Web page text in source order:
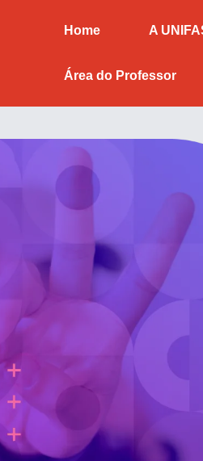
Home A
Área do Professor